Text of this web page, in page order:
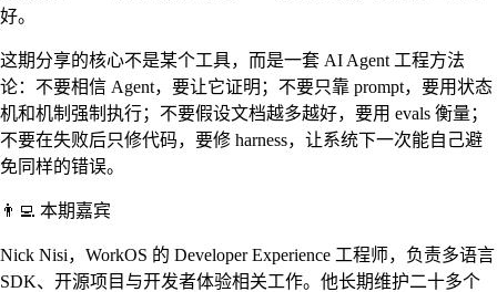
好。
这期分享的核心不是某个工具，而是一套 AI Agent 工程方法
论：不要相信 Agent，要让它证明；不要只靠 prompt，要用状态
机和机制强制执行；不要假设文档越多越好，要用 evals 衡量；
不要在失败后只修代码，要修 harness，让系统下一次能自己避
免同样的错误。
👨‍💻 本期嘉宾
Nick Nisi，WorkOS 的 Developer Experience 工程师，负责多语言
SDK、开源项目与开发者体验相关工作。他长期维护二十多个